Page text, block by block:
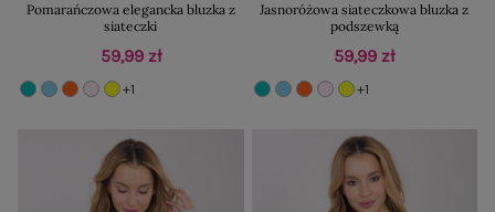
Pomarańczowa elegancka bluzka z
siateczki
59,99 zł
+1
Jasnoróżowa siateczkowa bluzka z
podszewką
59,99 zł
+1